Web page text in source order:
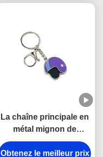
La chaîne principale en
métal mignon de
casque de Pantone de
souvenir émaillent
Obtenez le meilleur prix